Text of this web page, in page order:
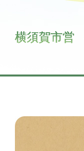
横須賀市営